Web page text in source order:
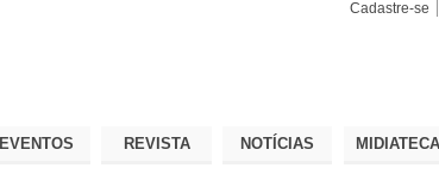
Cadastre-se
EVENTOS REVISTA NOTÍCIAS MIDIATECA